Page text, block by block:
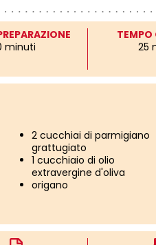
minuti
TEMPO
25
2 cucchiai di parmigiano
grattugiato
1 cucchiaio di olio
extravergine d'oliva
origano